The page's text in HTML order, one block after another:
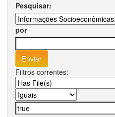
Pesquisar:
por
Filtros correntes: